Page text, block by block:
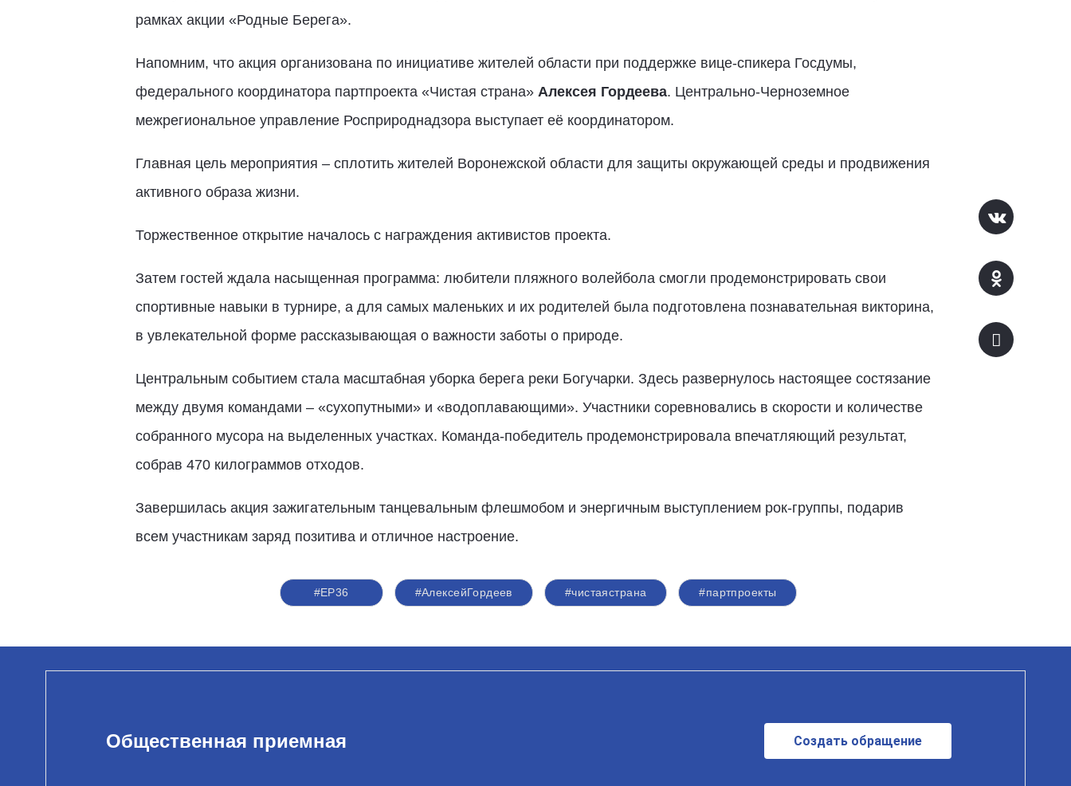
рамках акции «Родные Берега».
Напомним, что акция организована по инициативе жителей области при поддержке вице-спикера Госдумы,
федерального координатора партпроекта «Чистая страна»Алексея Гордеева. Центрально-Черноземное
межрегиональное управление Росприроднадзора выступает её координатором.
Главная цель мероприятия – сплотить жителей Воронежской области для защиты окружающей среды и продвижения
активного образа жизни.
Торжественное открытие началось с награждения активистов проекта.
Затем гостей ждала насыщенная программа: любители пляжного волейбола смогли продемонстрировать свои
спортивные навыки в турнире, а для самых маленьких и их родителей была подготовлена познавательная викторина,
в увлекательной форме рассказывающая о важности заботы о природе.
Центральным событием стала масштабная уборка берега реки Богучарки. Здесь развернулось настоящее состязание
между двумя командами – «сухопутными» и «водоплавающими». Участники соревновались в скорости и количестве
собранного мусора на выделенных участках. Команда-победитель продемонстрировала впечатляющий результат,
собрав 470 килограммов отходов.
Завершилась акция зажигательным танцевальным флешмобом и энергичным выступлением рок-группы, подарив
всем участникам заряд позитива и отличное настроение.
#ЕР36 #АлексейГордеев #чистаястрана #партпроекты
Общественная приемная Создать обращение